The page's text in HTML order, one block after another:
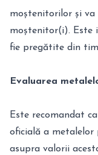
moștenitorilor și
moștenitor(i). Este
fie pregătite din
Evaluarea
Este recomandat
oficială a metalelor
asupra valorii